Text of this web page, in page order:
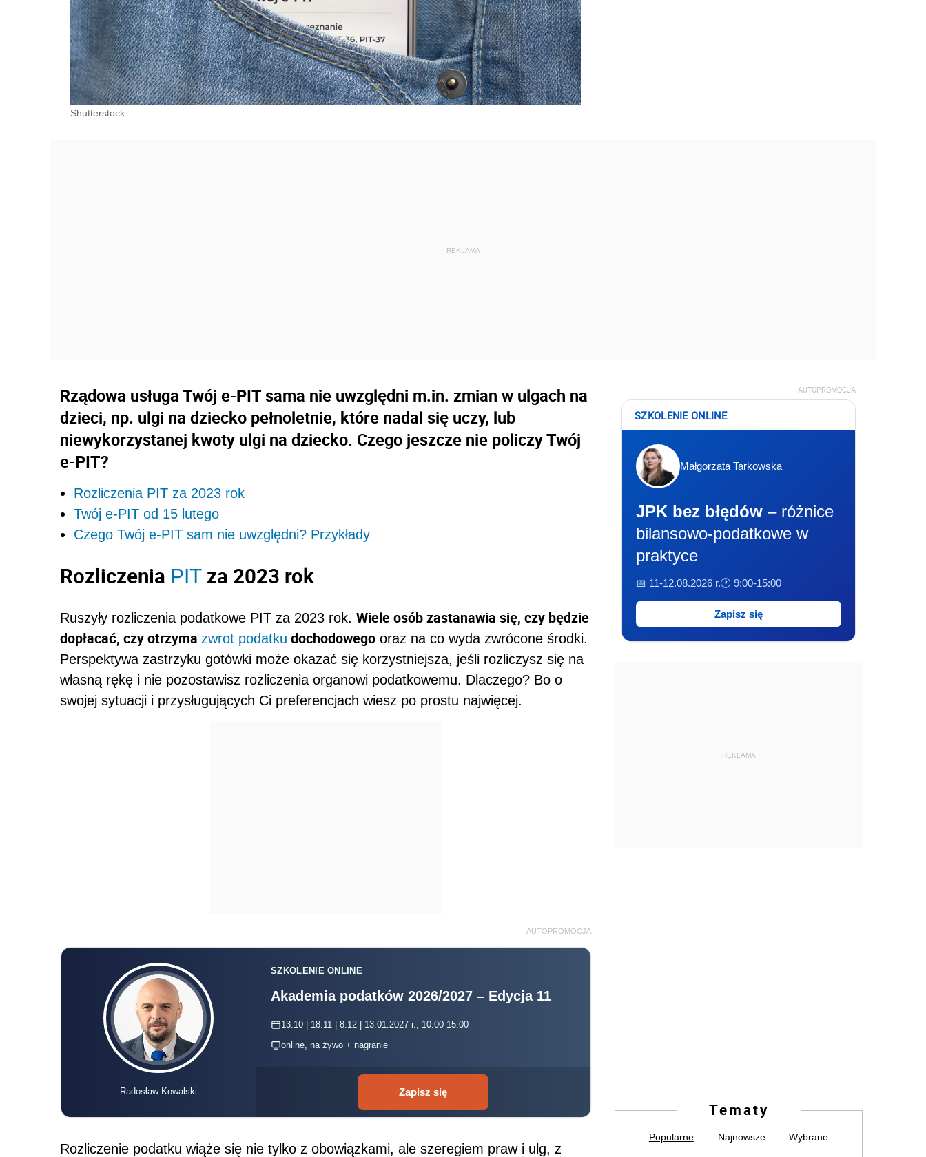
Shutterstock
Rządowa usługa Twój e-PIT sama nie uwzględni m.in. zmian w ulgach na
dzieci, np. ulgi na dziecko pełnoletnie, które nadal się uczy, lub
niewykorzystanej kwoty ulgi na dziecko. Czego jeszcze nie policzy Twój
e-PIT?
Rozliczenia PIT za 2023 rok
Twój e-PIT od 15 lutego
Czego Twój e-PIT sam nie uwzględni? Przykłady
Rozliczenia PIT za 2023 rok
Ruszyły rozliczenia podatkowe PIT za 2023 rok. Wiele osób zastanawia się, czy będzie
dopłacać, czy otrzyma zwrot podatku dochodowego oraz na co wyda zwrócone środki.
Perspektywa zastrzyku gotówki może okazać się korzystniejsza, jeśli rozliczysz się na
własną rękę i nie pozostawisz rozliczenia organowi podatkowemu. Dlaczego? Bo o
swojej sytuacji i przysługujących Ci preferencjach wiesz po prostu najwięcej.
AUTOPROMOCJA
Radosław Kowalski
SZKOLENIE ONLINE
Akademia podatków 2026/2027 – Edycja 11
13.10 | 18.11 | 8.12 | 13.01.2027 r., 10:00-15:00
online, na żywo + nagranie
Zapisz się
Rozliczenie podatku wiąże się nie tylko z obowiązkami, ale szeregiem praw i ulg, z
AUTOPROMOCJA
SZKOLENIE ONLINE
Małgorzata Tarkowska
JPK bez błędów – różnice
bilansowo-podatkowe w
praktyce
📅 11-12.08.2026 r.🕐 9:00-15:00
Zapisz się
REKLAMA
Tematy
Popularne Najnowsze Wybrane